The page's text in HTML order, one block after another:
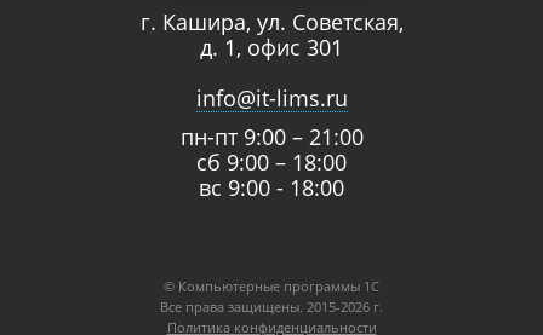
г. Кашира, ул. Советская,
д. 1, офис 301
info@it-lims.ru
пн-пт 9:00 – 21:00
сб 9:00 – 18:00
вс 9:00 - 18:00
© Компьютерные программы 1C
Все права защищены. 2015-2026 г.
Политика конфиденциальности